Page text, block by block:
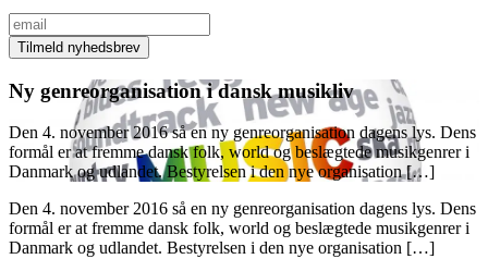
Ny genreorganisation i dansk musikliv
Den 4. november 2016 så en ny genreorganisation dagens lys. Dens
formål er at fremme dansk folk, world og beslægtede musikgenrer i
Danmark og udlandet. Bestyrelsen i den nye organisation […]
Den 4. november 2016 så en ny genreorganisation dagens lys. Dens
formål er at fremme dansk folk, world og beslægtede musikgenrer i
Danmark og udlandet. Bestyrelsen i den nye organisation […]